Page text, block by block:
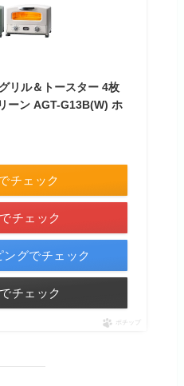
リル＆トースター 4枚
ーン AGT-G13B(W) ホ
チェック
チェック
グでチェック
チェック
ポチップ